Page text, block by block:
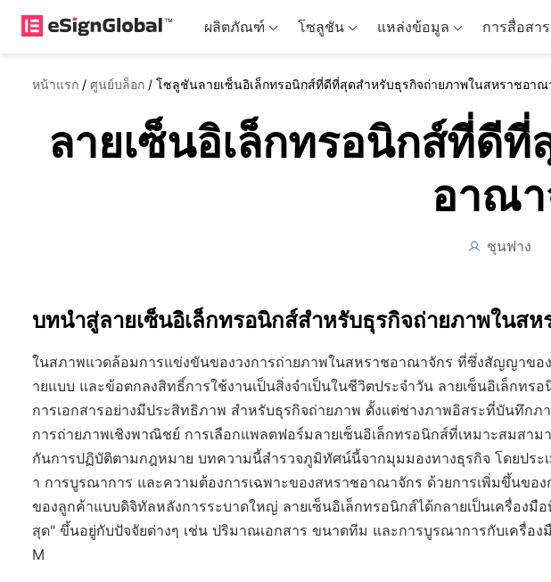
ผลิตภัณฑ์ โซลูชัน แหล่งข้อมูล การสื่อสาร
หน้าแรก / ศูนย์บล็อก / โซลูชันลายเซ็นอิเล็กทรอนิกส์ที่ดีที่สุดสำหรับธุรกิจถ่ายภาพในสหราชอาณ
ลายเซ็นอิเล็กทรอนิกส์ที่ดี
อาณา
ชุนฟาง
บทนำสู่ลายเซ็นอิเล็กทรอนิกส์สำหรับธุรกิจถ่ายภาพในส
ในสภาพแวดล้อมการแข่งขันของวงการถ่ายภาพในสหราชอาณาจักร ที่ซึ่งสัญญาขอ
ายแบบ และข้อตกลงสิทธิ์การใช้งานเป็นสิ่งจำเป็นในชีวิตประจำวัน ลายเซ็นอิเล็กทร
การเอกสารอย่างมีประสิทธิภาพ สำหรับธุรกิจถ่ายภาพ ตั้งแต่ช่างภาพอิสระที่บันทึกภ
การถ่ายภาพเชิงพาณิชย์ การเลือกแพลตฟอร์มลายเซ็นอิเล็กทรอนิกส์ที่เหมาะสมสาม
กันการปฏิบัติตามกฎหมาย บทความนี้สำรวจภูมิทัศน์นี้จากมุมมองทางธุรกิจ โดยประ
า การบูรณาการ และความต้องการเฉพาะของสหราชอาณาจักร ด้วยการเพิ่มขึ้นขอ
ของลูกค้าแบบดิจิทัลหลังการระบาดใหญ่ ลายเซ็นอิเล็กทรอนิกส์ได้กลายเป็นเครื่องมื
สุด" ขึ้นอยู่กับปัจจัยต่างๆ เช่น ปริมาณเอกสาร ขนาดทีม และการบูรณาการกับเครื่อง
M